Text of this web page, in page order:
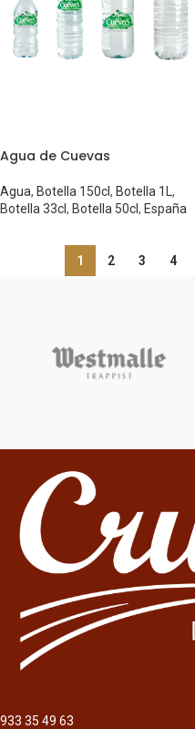
Agua de Cuevas
Agua, Botella 150cl, Botella 1L ,
Botella 33cl, Botella 50cl, España
1 2 3 4
933 35 49 63